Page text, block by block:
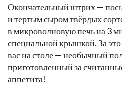
Окончательный штрих —
и тертым сыром твёрдых
в микроволновую печь на 3
специальной крышкой. За это
вас на столе — необычный
приготовленный за
аппетита!